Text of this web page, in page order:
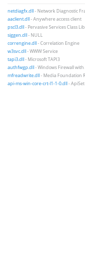
netdiagfx.dll- Network Diagnostic
aaclient.dll- Anywhere access client
pscl3.dll- Pervasive Services Class
siggen.dll- NULL
correngine.dll- Correlation Engine
w3svc.dll- WWW Service
tapi3.dll- Microsoft TAPI3
authfwgp.dll- Windows Firewall
mfreadwrite.dll- Media Foundation
api-ms-win-core-crt-l1-1-0.dll-